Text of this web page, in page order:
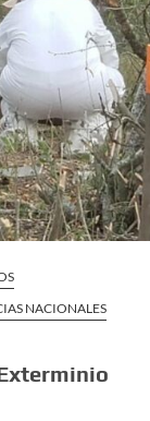
NACIONALES